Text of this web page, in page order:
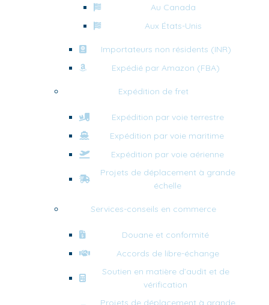
Au Canada
Aux États-Unis
Importateurs non résidents (INR)
Expédié par Amazon (FBA)
Expédition de fret
Expédition par voie terrestre
Expédition par voie maritime
Expédition par voie aérienne
Projets de déplacement à grande
échelle
Services-conseils en commerce
Douane et conformité
Accords de libre-échange
Soutien en matière d’audit et de
vérification
Projets de déplacement à grande